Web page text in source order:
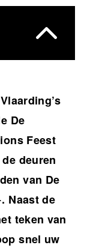
De
Feest
deuren
van De
Naast de
teken van
snel uw